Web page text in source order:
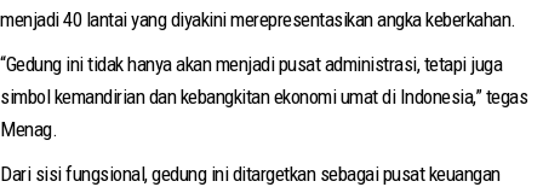
menjadi 40 lantai yang diyakini merepresentasikan angka keberkahan.
“Gedung ini tidak hanya akan menjadi pusat administrasi, tetapi juga
simbol kemandirian dan kebangkitan ekonomi umat di Indonesia,” tegas
Menag.
Dari sisi fungsional, gedung ini ditargetkan sebagai pusat keuangan